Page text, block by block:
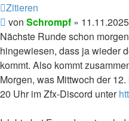
Zitieren
Beitrag
von Schrompf »
Nächste Runde schon
hingewiesen, dass ja wieder
kommt. Also kommt
Morgen, was Mittwoch der
20 Uhr im Zfx-Discord unter